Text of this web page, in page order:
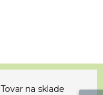
Tovar na sklade